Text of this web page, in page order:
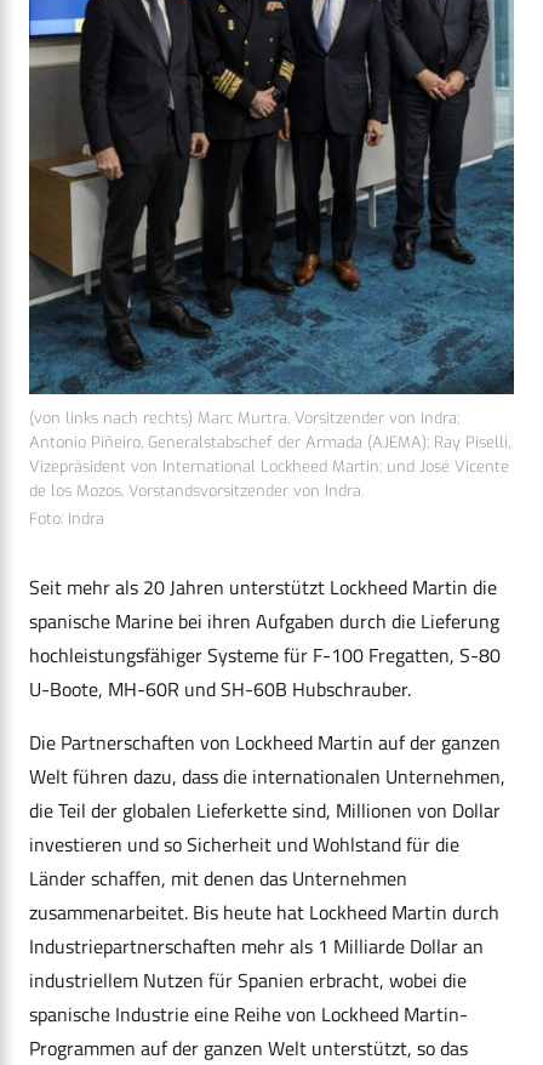
(von links nach rechts) Marc Murtra, Vorsitzender von Indra;
Antonio Piñeiro, Generalstabschef der Armada (AJEMA); Ray Piselli,
Vizepräsident von International Lockheed Martin; und José Vicente
de los Mozos, Vorstandsvorsitzender von Indra.
Foto: Indra
Seit mehr als 20 Jahren unterstützt Lockheed Martin die
spanische Marine bei ihren Aufgaben durch die Lieferung
hochleistungsfähiger Systeme für F-100 Fregatten, S-80
U-Boote, MH-60R und SH-60B Hubschrauber.
Die Partnerschaften von Lockheed Martin auf der ganzen
Welt führen dazu, dass die internationalen Unternehmen,
die Teil der globalen Lieferkette sind, Millionen von Dollar
investieren und so Sicherheit und Wohlstand für die
Länder schaffen, mit denen das Unternehmen
zusammenarbeitet. Bis heute hat Lockheed Martin durch
Industriepartnerschaften mehr als 1 Milliarde Dollar an
industriellem Nutzen für Spanien erbracht, wobei die
spanische Industrie eine Reihe von Lockheed Martin-
Programmen auf der ganzen Welt unterstützt, so das